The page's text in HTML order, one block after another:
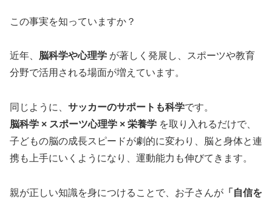
この事実を知っていますか？
近年、 脳科学や心理学 が著しく発展し、スポーツや教育
分野で活用される場面が増えています。
同じように、 サッカーのサポートも科学です。
脳科学 × スポーツ心理学 × 栄養学 を取り入れるだけで、
子どもの脳の成長スピードが劇的に変わり、脳と身体と連
携も上手にいくようになり、運動能力も伸びてきます。
親が正しい知識を身につけることで、お子さんが 「自信を